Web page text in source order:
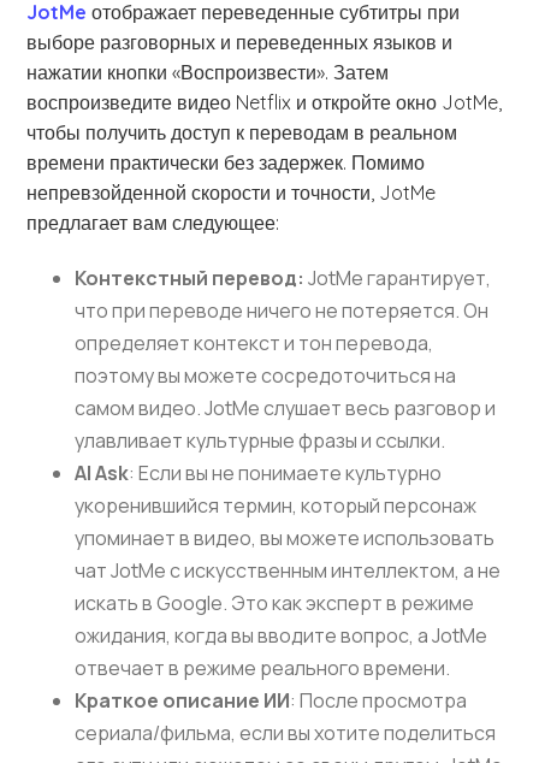
JotMe отображает переведенные субтитры при
выборе разговорных и переведенных языков и
нажатии кнопки «Воспроизвести». Затем
воспроизведите видео Netflix и откройте окно JotMe,
чтобы получить доступ к переводам в реальном
времени практически без задержек. Помимо
непревзойденной скорости и точности, JotMe
предлагает вам следующее:
Контекстный перевод:JotMe гарантирует,
что при переводе ничего не потеряется. Он
определяет контекст и тон перевода,
поэтому вы можете сосредоточиться на
самом видео. JotMe слушает весь разговор и
улавливает культурные фразы и ссылки.
AI Ask: Если вы не понимаете культурно
укоренившийся термин, который персонаж
упоминает в видео, вы можете использовать
чат JotMe с искусственным интеллектом, а не
искать в Google. Это как эксперт в режиме
ожидания, когда вы вводите вопрос, а JotMe
отвечает в режиме реального времени.
Краткое описание ИИ: После просмотра
сериала/фильма, если вы хотите поделиться